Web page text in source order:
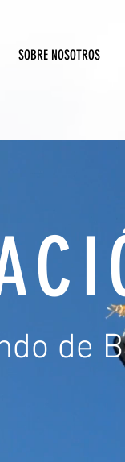
SOBRE NOSOTROS
de